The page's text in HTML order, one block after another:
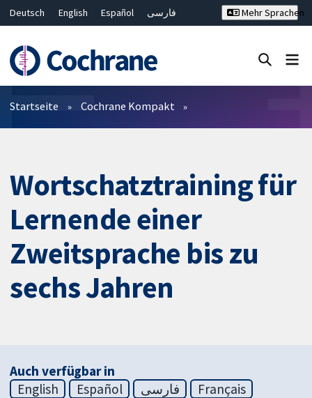
Deutsch English Español
فارسی
Bahasa Malaysia
ไทย
繁體中文
简体中文
Mehr Sprachen
Filter
Startseite Cochrane Kompakt
Wortschatztraining für
Lernende einer
Zweitsprache bis zu
sechs Jahren
Auch verfügbar in
English
Español فارسی
Français